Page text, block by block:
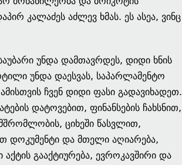
კალაძეს აძლევ ხმას. ეს ასეა, ვინც
უნდა დამთავრდეს, დიდი ხნის
უნდა დაესვას, საპარლამენტო
ჩვენ დიდი ფასი გადავიხადეთ.
დატოვებით, ფინანსების ჩახსნით,
ციხეში წასვლით,
დოკუმენტი და მთელი აღიარება,
გააქტიურება, ევროკავშირი და